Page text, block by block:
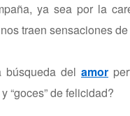
ya sea por la
traen sensaciones
búsqueda del amor
“goces” de felicidad?